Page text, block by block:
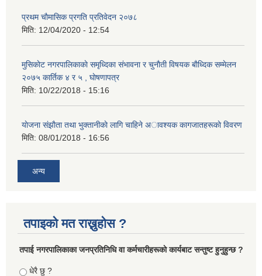
प्रथम चाैमासिक प्रगति प्रतिवेदन २०७८
मिति: 12/04/2020 - 12:54
मुसिकाेट नगरपालिकाकाे समृध्दिका संभावना र चुनाैती विषयक बाैध्दिक सम्मेलन
२०७५ कार्तिक ४ र ५ , घाेषणापत्र
मिति: 10/22/2018 - 15:16
याेजना संझाैता तथा भुक्तानीकाे लागि चाहिने अावश्यक कागजातहरूकाे विवरण
मिति: 08/01/2018 - 16:56
अन्य
तपाइको मत राख्नुहोस ?
तपा‌ई नगरपालिकाका जनप्रतिनिधि वा कर्मचारीहरूकाे कार्यबाट सन्तुष्ट हुनुहुन्छ ?
Choices
धेरै छु ?